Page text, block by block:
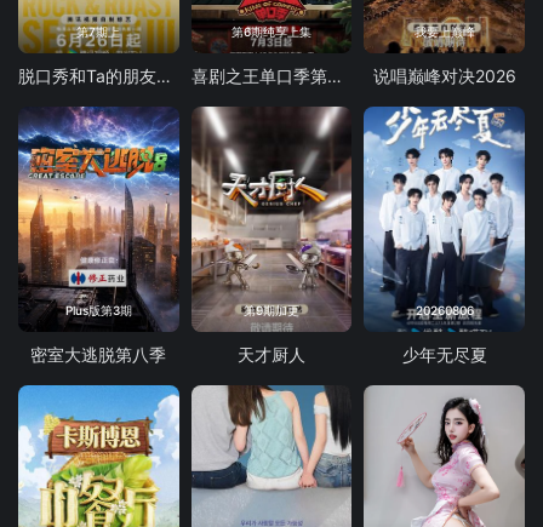
第7期上
脱口秀和Ta的朋友们 第三季
第6期纯享上集
喜剧之王单口季第三季
我要上巅峰
说唱巅峰对决2026
Plus版第3期
密室大逃脱第八季
第9期加更
天才厨人
20260806
少年无尽夏